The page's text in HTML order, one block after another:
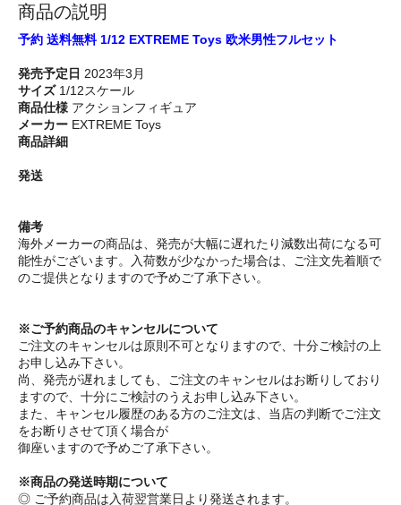
商品の説明
予約 送料無料 1/12 EXTREME Toys 欧米男性フルセット
発売予定日 2023年3月
サイズ1/12スケール
商品仕様 アクションフィギュア
メーカー EXTREME Toys
商品詳細
発送
備考
海外メーカーの商品は、発売が大幅に遅れたり減数出荷になる可
能性がございます。入荷数が少なかった場合は、ご注文先着順で
のご提供となりますので予めご了承下さい。
※ご予約商品のキャンセルについて
ご注文のキャンセルは原則不可となりますので、十分ご検討の上
お申し込み下さい。
尚、発売が遅れましても、ご注文のキャンセルはお断りしており
ますので、十分にご検討のうえお申し込み下さい。
また、キャンセル履歴のある方のご注文は、当店の判断でご注文
をお断りさせて頂く場合が
御座いますので予めご了承下さい。
※商品の発送時期について
◎ ご予約商品は入荷翌営業日より発送されます。